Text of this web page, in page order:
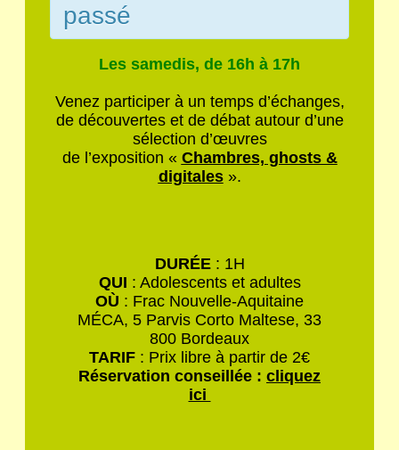
passé
Les samedis, de 16h à 17h
Venez participer à un temps d’échanges,
de découvertes et de débat autour d’une
sélection d’œuvres
de l’exposition « Chambres, ghosts &
digitales».
DURÉE : 1H
QUI : Adolescents et adultes
OÙ : Frac Nouvelle-Aquitaine
MÉCA, 5 Parvis Corto Maltese, 33
800 Bordeaux
TARIF : Prix libre à partir de 2€
Réservation conseillée : cliquez
ici